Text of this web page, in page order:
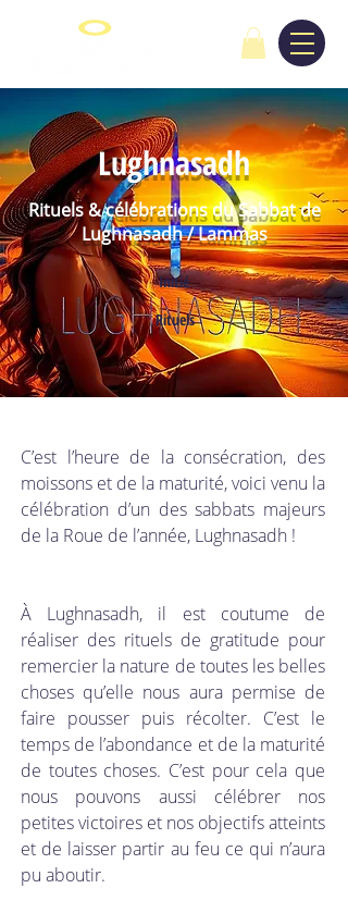
Lughnasadh
Rituels & célébrations du Sabbat de
Lughnasadh / Lammas
Initié
Rituels
C’est l’heure de la consécration, des
moissons et de la maturité, voici venu la
célébration d’un des sabbats majeurs
de la Roue de l’année, Lughnasadh !
À Lughnasadh, il est coutume de
réaliser des rituels de gratitude pour
remercier la nature de toutes les belles
choses qu’elle nous aura permise de
faire pousser puis récolter. C’est le
temps de l’abondance et de la maturité
de toutes choses. C’est pour cela que
nous pouvons aussi célébrer nos
petites victoires et nos objectifs atteints
et de laisser partir au feu ce qui n’aura
pu aboutir.